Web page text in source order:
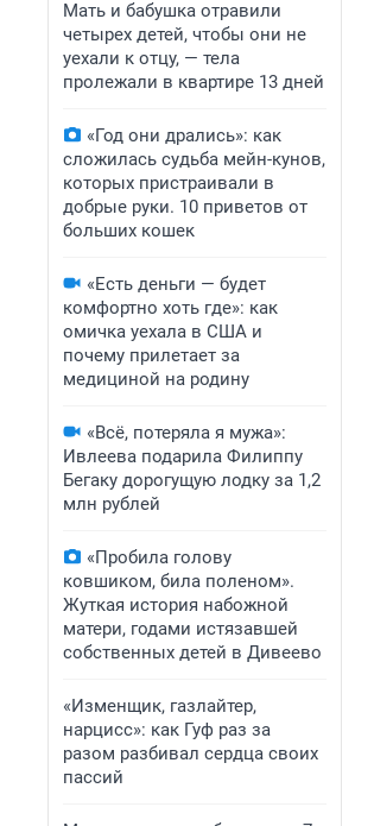
Мать и бабушка отравили
четырех детей, чтобы они не
уехали к отцу, — тела
пролежали в квартире 13 дней
«Год они дрались»: как
сложилась судьба мейн-кунов,
которых пристраивали в
добрые руки. 10 приветов от
больших кошек
«Есть деньги — будет
комфортно хоть где»: как
омичка уехала в США и
почему прилетает за
медициной на родину
«Всё, потеряла я мужа»:
Ивлеева подарила Филиппу
Бегаку дорогущую лодку за 1,2
млн рублей
«Пробила голову
ковшиком, била поленом».
Жуткая история набожной
матери, годами истязавшей
собственных детей в Дивеево
«Изменщик, газлайтер,
нарцисс»: как Гуф раз за
разом разбивал сердца своих
пассий